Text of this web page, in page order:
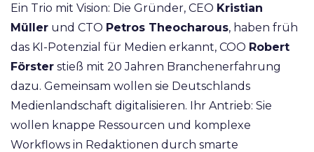
Ein Trio mit Vision: Die Gründer, CEO Kristian
Müller und CTO Petros Theocharous, haben früh
das KI-Potenzial für Medien erkannt, COO Robert
Förster stieß mit 20 Jahren Branchenerfahrung
dazu. Gemeinsam wollen sie Deutschlands
Medienlandschaft digitalisieren. Ihr Antrieb: Sie
wollen knappe Ressourcen und komplexe
Workflows in Redaktionen durch smarte